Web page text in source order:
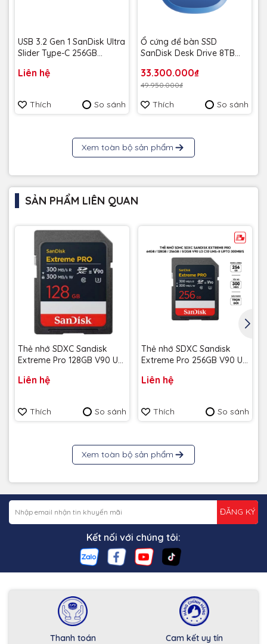
USB 3.2 Gen 1 SanDisk Ultra
Slider Type-C 256GB
G46 - Bảo hành 5 năm
Liên hệ
Thích So sánh
Ổ cứng để bàn SSD
SanDisk Desk Drive 8TB
SDSSDT40C-8T00-A25 -
Bảo Hành 3 năm
33.300.000₫
49.950.000₫
Thích So sánh
Xem toàn bộ sản phẩm
SẢN PHẨM LIÊN QUAN
Thẻ nhớ SDXC Sandisk
Extreme Pro 128GB V90 U3
SDSDXDM-128G-GN4IN -
Liên hệ
Thích So sánh
Thẻ nhớ SDXC Sandisk
Extreme Pro 256GB V90 U3
SDSDXDM-256G-GN4IN -
Liên hệ
Thích So sánh
Xem toàn bộ sản phẩm
ĐĂNG KÝ
Kết nối với chúng tôi:
Thanh toán
Cam kết uy tín